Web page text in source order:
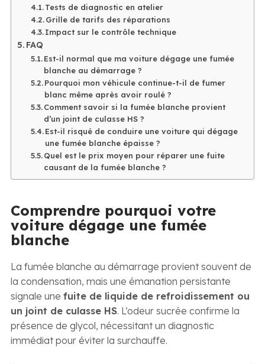
Tests de diagnostic en atelier
Grille de tarifs des réparations
Impact sur le contrôle technique
FAQ
Est-il normal que ma voiture dégage une fumée
blanche au démarrage ?
Pourquoi mon véhicule continue-t-il de fumer
blanc même après avoir roulé ?
Comment savoir si la fumée blanche provient
d’un joint de culasse HS ?
Est-il risqué de conduire une voiture qui dégage
une fumée blanche épaisse ?
Quel est le prix moyen pour réparer une fuite
causant de la fumée blanche ?
Comprendre pourquoi votre
voiture dégage une fumée
blanche
La fumée blanche au démarrage provient souvent de
la condensation, mais une émanation persistante
signale une fuite de liquide de refroidissement ou
un joint de culasse HS. L’odeur sucrée confirme la
présence de glycol, nécessitant un diagnostic
immédiat pour éviter la surchauffe.